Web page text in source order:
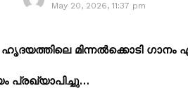
May 20, 2026, 11:37 pm
മിന്നൽക്കൊടി ഗാനം
പ്രഖ്യാപിച്ചു…